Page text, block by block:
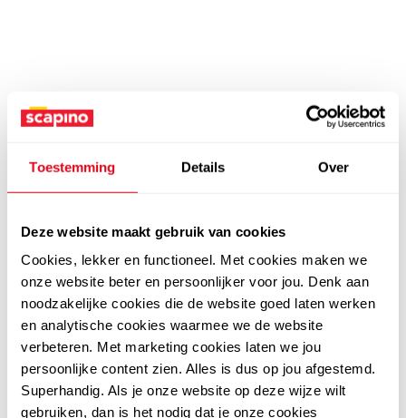
Toestemming Details Over
Deze website maakt gebruik van cookies
Cookies, lekker en functioneel. Met cookies maken we
onze website beter en persoonlijker voor jou. Denk aan
noodzakelijke cookies die de website goed laten werken
en analytische cookies waarmee we de website
verbeteren. Met marketing cookies laten we jou
persoonlijke content zien. Alles is dus op jou afgestemd.
Superhandig. Als je onze website op deze wijze wilt
gebruiken, dan is het nodig dat je onze cookies